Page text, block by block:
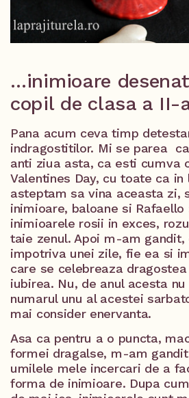
…inimioare
copil de clasa a II-
Pana acum ceva timp
indragostitilor. Mi se parea
anti ziua asta, ca esti cumva
Valentines Day, cu toate ca in
asteptam sa vina aceasta zi,
inimioare, baloane si Rafaello
inimioarele rosii in exces,
taie zenul. Apoi m-am gandit,
impotriva unei zile, fie ea si
care se celebreaza
iubirea. Nu, de anul acesta
numarul unu al acestei
mai consider enervanta.
Asa ca pentru a o puncta,
formei dragalse, m-am
umilele mele incercari de a
forma de inimioare. Dupa